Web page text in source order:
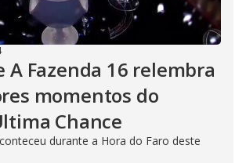
A Fazenda 16 relembra
momentos do
Chance
durante a Hora do Faro deste